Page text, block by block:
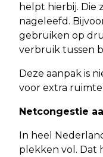
helpt hierbij. Die
nageleefd.
gebruiken op
verbruik tussen
Deze aanpak is
voor extra
Netcongestie
In heel
plekken vol. Dat